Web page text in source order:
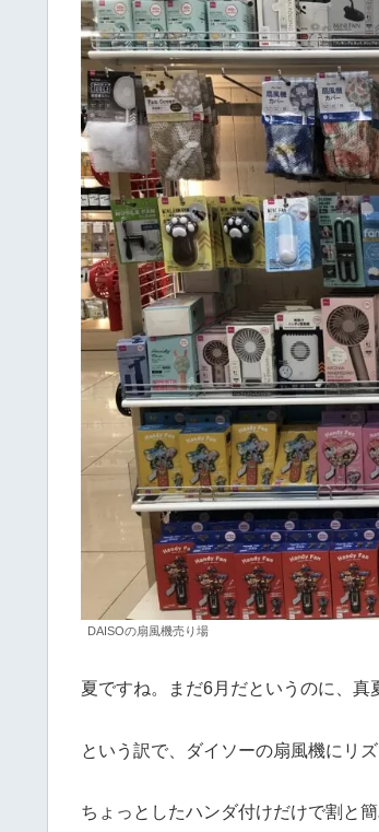
DAISOの扇風機売り場
夏ですね。まだ6月だというのに、真
という訳で、ダイソーの扇風機にリ
ちょっとしたハンダ付けだけで割と